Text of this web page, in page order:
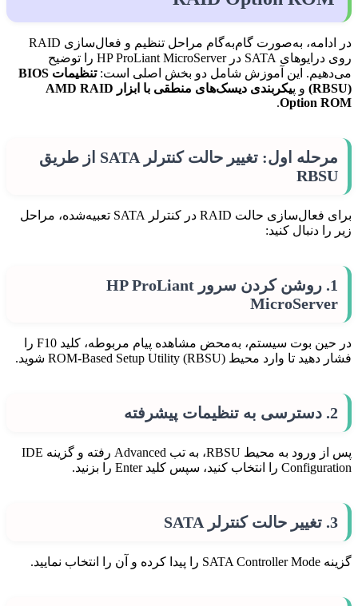
در ادامه، به‌صورت گام‌به‌گام مراحل تنظیم و فعال‌سازی RAID
روی درایوهای SATA در HP ProLiant MicroServer را توضیح
می‌دهیم. این آموزش شامل دو بخش اصلی است:
تنظیمات BIOS
(RBSU) و پ
یکربندی دیسک‌های منطقی با ابزار AMD RAID
Option ROM
.
مرحله اول: تغییر حالت کنترلر SATA از طریق
RBSU
برای فعال‌سازی حالت RAID در کنترلر SATA تعبیه‌شده، مراحل
زیر را دنبال کنید:
1. روشن کردن سرور HP ProLiant
MicroServer
در حین بوت سیستم، به‌محض مشاهده پیام مربوطه، کلید F10 را
فشار دهید تا وارد محیط ROM-Based Setup Utility (RBSU) شوید.
2. دسترسی به تنظیمات پیشرفته
پس از ورود به محیط RBSU، به تب Advanced رفته و گزینه IDE
Configuration را انتخاب کنید، سپس کلید Enter را بزنید.
3. تغییر حالت کنترلر SATA
گزینه SATA Controller Mode را پیدا کرده و آن را انتخاب نمایید.